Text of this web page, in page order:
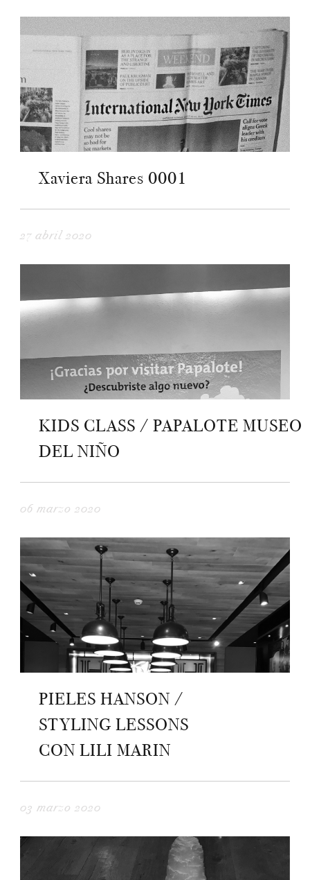
Xaviera Shares 0001
27 abril 2020
KIDS CLASS / PAPALOTE MUSEO
DEL NIÑO
06 marzo 2020
PIELES HANSON /
STYLING LESSONS
CON LILI MARIN
03 marzo 2020